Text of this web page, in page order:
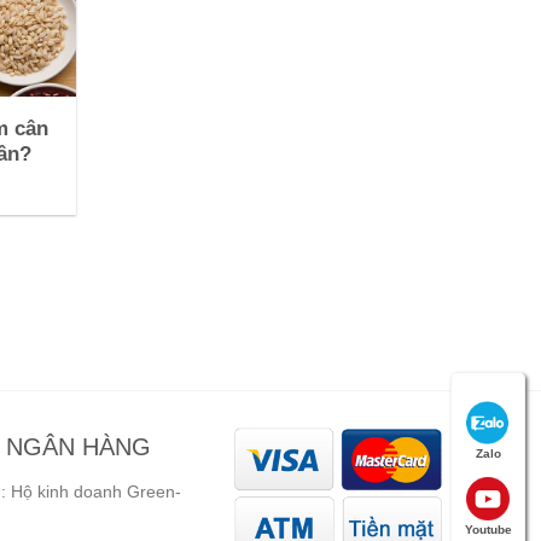
cân
HÀNG
Hộ kinh doanh Green-
Zalo
Youtube